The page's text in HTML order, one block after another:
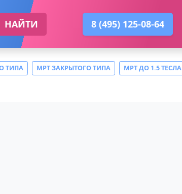
НАЙТИ 8 (495) 125-08-64
ТИПА МРТ ЗАКРЫТОГО ТИПА
МРТ ДО 1.5 ТЕСЛА